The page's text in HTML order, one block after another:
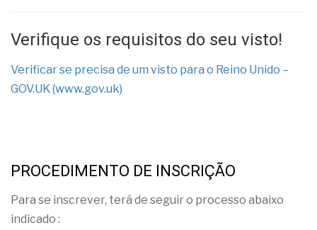
Verifique os requisitos do seu visto!
Verificar se precisa de um visto para o Reino Unido –
GOV.UK (www.gov.uk)
PROCEDIMENTO DE INSCRIÇÃO
Para se inscrever, terá de seguir o processo abaixo
indicado :